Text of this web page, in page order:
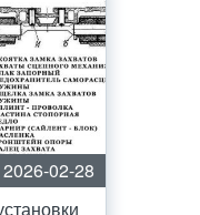
2026-02-28